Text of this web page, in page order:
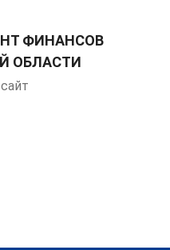
ФИНАНСОВ
ОБЛАСТИ